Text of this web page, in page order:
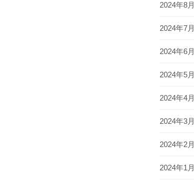
2024年8月
2024年7月
2024年6月
2024年5月
2024年4月
2024年3月
2024年2月
2024年1月